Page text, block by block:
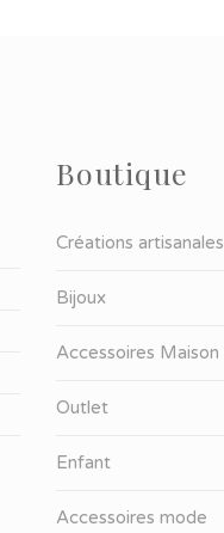
Boutique
Créations artisanales
Bijoux
Accessoires Maison
Outlet
Enfant
Accessoires mode